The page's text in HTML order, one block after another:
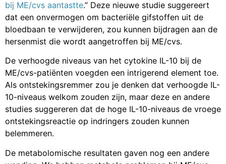
bij ME/cvs aantastte.” Deze nieuwe studie suggereert
dat een onvermogen om bacteriële gifstoffen uit de
bloedbaan te verwijderen, zou kunnen bijdragen aan de
hersenmist die wordt aangetroffen bij ME/cvs.
De verhoogde niveaus van het cytokine IL-10 bij de
ME/cvs-patiënten voegden een intrigerend element toe.
Als ontstekingsremmer zou je denken dat verhoogde IL-
10-niveaus welkom zouden zijn, maar deze en andere
studies suggereren dat de hoge IL-10-niveaus de vroege
ontstekingsreactie op indringers zouden kunnen
belemmeren.
De metabolomische resultaten gaven nog een andere